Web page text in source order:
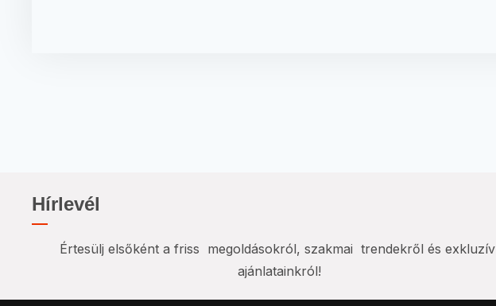
Hírlevél
Értesülj elsőként a friss megoldásokról, szakmai trendekről és exkluzív
ajánlatainkról!